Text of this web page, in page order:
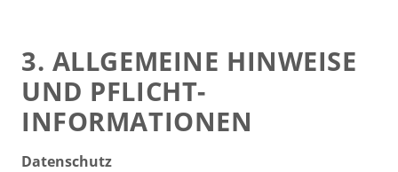
3. ALLGEMEINE HINWEISE
UND PFLICHT­
INFORMATIONEN
Datenschutz